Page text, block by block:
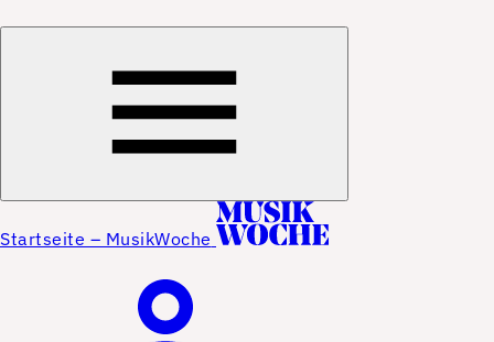
Startseite – MusikWoche